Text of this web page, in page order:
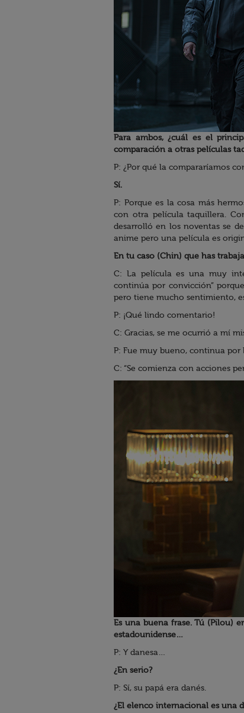
Para ambos, ¿cuál es el
comparación a otras películas
P: ¿Por qué la compararíamos
Sí.
P: Porque es la cosa más
con otra película taquillera.
desarrolló en los noventas se
anime pero una película es
En tu caso (Chin) que has
C: La película es una muy
continúa por convicción”
pero tiene mucho sentimiento,
P: ¡Qué lindo comentario!
C: Gracias, se me ocurrió a mí
P: Fue muy bueno, continua por
C: “Se comienza con acciones
Es una buena frase. Tú (Pilou)
estadounidense…
P: Y danesa…
¿En serio?
P: Sí, su papá era danés.
¿El elenco internacional es una